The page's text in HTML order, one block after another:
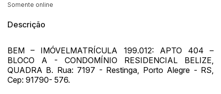
Somente online
Descrição
BEM – IMÓVELMATRÍCULA 199.012: APTO 404 –
BLOCO A - CONDOMÍNIO RESIDENCIAL BELIZE,
QUADRA B. Rua: 7197 - Restinga, Porto Alegre - RS,
Cep: 91790- 576.
Envie sua Proposta
Histórico de Propostas
Habilite-se para efetuar lances ou
propostas